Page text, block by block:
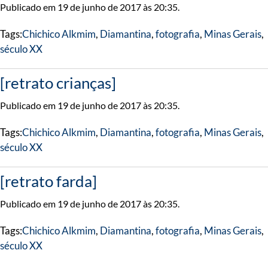
Publicado em 19 de junho de 2017 às 20:35.
Tags:Chichico Alkmim, Diamantina,fotografia, Minas Gerais,
século XX
[retrato crianças]
Publicado em 19 de junho de 2017 às 20:35.
Tags:Chichico Alkmim, Diamantina,fotografia, Minas Gerais,
século XX
[retrato farda]
Publicado em 19 de junho de 2017 às 20:35.
Tags:Chichico Alkmim, Diamantina,fotografia, Minas Gerais,
século XX